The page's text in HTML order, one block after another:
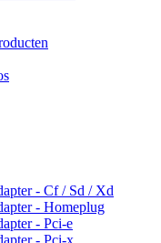
- Cf / Sd / Xd
- Homeplug
- Pci-e
- Pci-x